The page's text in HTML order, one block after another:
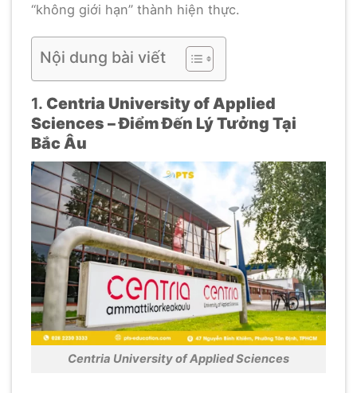
“không giới hạn” thành hiện thực.
Nội dung bài viết
1. Centria University of Applied
Sciences – Điểm Đến Lý Tưởng Tại
Bắc Âu
Centria University of Applied Sciences